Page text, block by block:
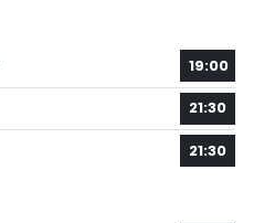
19:00
21:30
21:30